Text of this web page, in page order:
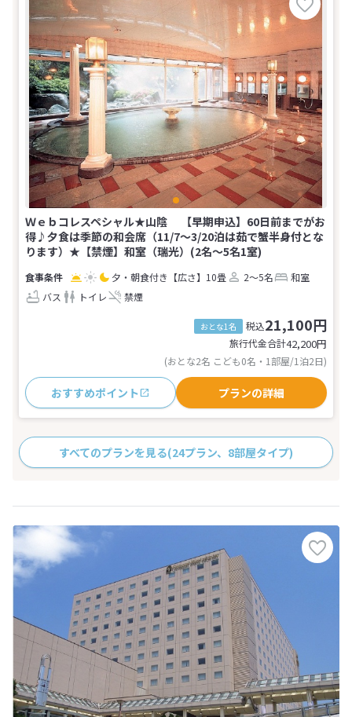
Ｗｅｂコレスペシャル★山陰 【早期申込】60日前までがお
得♪夕食は季節の和会席（11/7～3/20泊は茹で蟹半身付とな
ります）★【禁煙】和室（瑞光）(2名～5名1室)
夕・朝食付き 【広さ】10畳 2～5名
和室
バス
トイレ 禁煙
おとな1名 税込21,100円
旅行代金合計42,200円
(おとな2名 こども0名・1部屋/1泊2日)
おすすめポイント プランの詳細
すべてのプランを見る(24プラン、8部屋タイプ)